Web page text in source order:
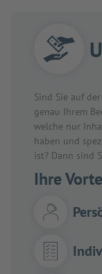
Sind Sie auf
genau Ihrem
welche nur
haben und
ist? Dann sind
Ihre